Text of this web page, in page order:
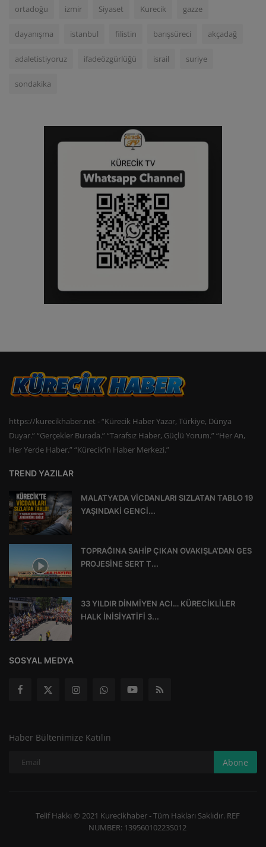
ortadoğu izmir Siyaset Kurecik gazze
dayanışma istanbul filistin barışsüreci akçadağ
adaletistiyoruz ifadeözgürlüğü israil suriye
sondakika
https://kurecikhaber.net - “Kürecik Haber Yazar, Türkiye, Dünya
Duyar.” “Gerçekler Burada.” “Tarafsız Haber, Güçlü Yorum.” “Her An,
Her Yerde Haber.” “Kürecik’in Haber Merkezi.”
TREND YAZILAR
MALATYA’DA VİCDANLARI SIZLATAN TABLO 19
YAŞINDAKİ GENCİ...
TOPRAĞINA SAHİP ÇIKAN OVAKIŞLA’DAN GES
PROJESİNE SERT T...
33 YILDIR DİNMİYEN ACI… KÜRECİKLİLER
HALK İNİSİYATİFİ 3...
SOSYAL MEDYA
Haber Bültenimize Katılın
Abone
Telif Hakkı © 2021 Kurecikhaber - Tüm Hakları Saklıdır. REF
NUMBER: 13956010223S012